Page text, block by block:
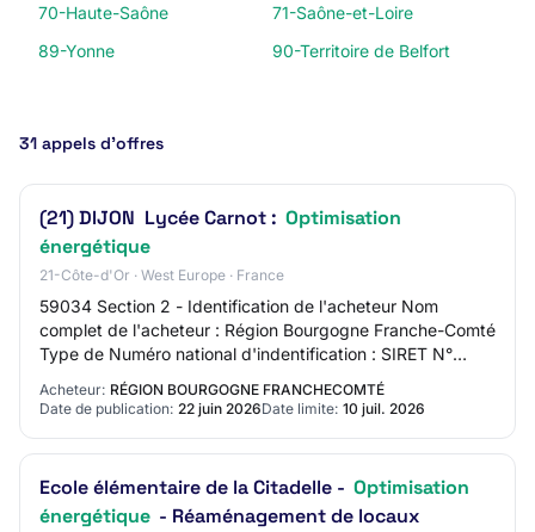
70-Haute-Saône
71-Saône-et-Loire
89-Yonne
90-Territoire de Belfort
31 appels d’offres
(21) DIJON  Lycée Carnot : Optimisation
énergétique
21-Côte-d'Or · West Europe · France
59034 Section 2 - Identification de l'acheteur Nom
complet de l'acheteur : Région Bourgogne Franche-Comté
Type de Numéro national d'indentification : SIRET N°
National d'identification : 200053726000…
Acheteur: RÉGION BOURGOGNE FRANCHECOMTÉ
Date de publication: 22 juin 2026Date limite: 10 juil. 2026
Ecole élémentaire de la Citadelle - Optimisation
énergétique - Réaménagement de locaux